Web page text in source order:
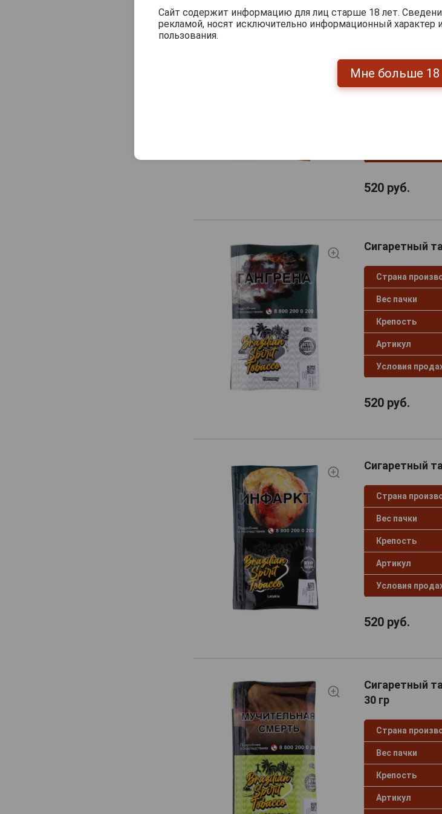
Сигаретный
Cavendish 30
Страна
520руб.
Сигаретный
Страна
Вес пачки
Крепость
Артикул
Условия
520руб.
Сигаретный
Страна
Вес пачки
Крепость
Артикул
Условия
520руб.
Сигаретный
30 гр
Страна
Вес пачки
Крепость
Артикул
Сайт содержит информацию для лиц старше 18 лет.
рекламой, носят исключительно информационный характер
пользования.
Мне больше 18